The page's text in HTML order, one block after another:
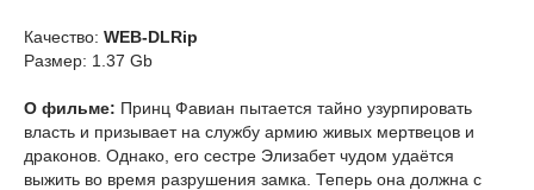
Качество: WEB-DLRip
Размер: 1.37 Gb
О фильме: Принц Фавиан пытается тайно узурпировать
власть и призывает на службу армию живых мертвецов и
драконов. Однако, его сестре Элизабет чудом удаётся
выжить во время разрушения замка. Теперь она должна с